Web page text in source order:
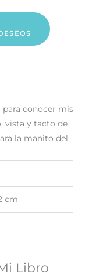
conocer mis
vista y tacto de
la manito del
cm
Libro